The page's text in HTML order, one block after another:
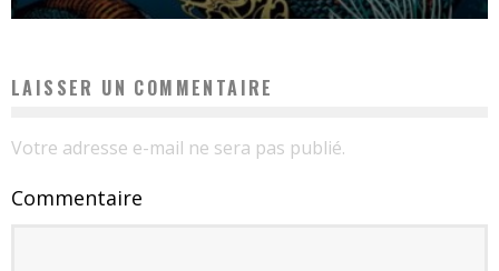
LAISSER UN COMMENTAIRE
Votre adresse e-mail ne sera pas publié.
Commentaire